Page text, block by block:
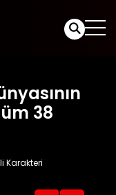
38
Karakteri